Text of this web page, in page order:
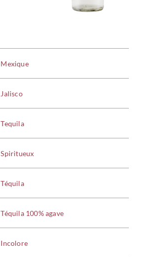
Mexique
Jalisco
Tequila
Spiritueux
Téquila
Téquila 100% agave
Incolore